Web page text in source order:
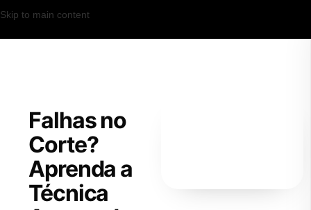
Skip to main content
Falhas no
Corte?
Aprenda a
Técnica